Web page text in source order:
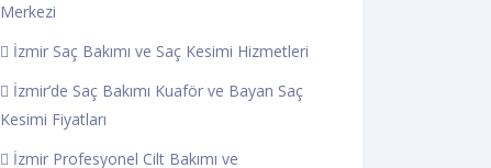
Merkezi
İzmir Saç Bakımı ve Saç Kesimi Hizmetleri
İzmir’de Saç Bakımı Kuaför ve Bayan Saç
Kesimi Fiyatları
İzmir Profesyonel Cilt Bakımı ve